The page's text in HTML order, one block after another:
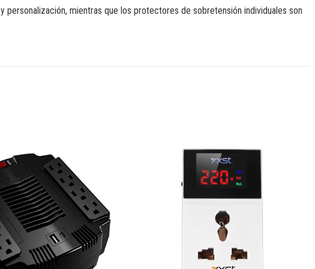
mientras que los protectores de sobretensión individuales son